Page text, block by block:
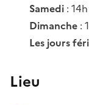
Samedi :
Dimanche :
Les jours
Lieu